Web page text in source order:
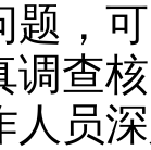
题，
调查
人员